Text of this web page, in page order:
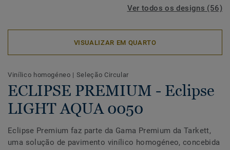
Ver todos os designs (56)
VISUALIZAR EM QUARTO
Vinílico homogéneo | Seleção Circular
ECLIPSE PREMIUM - Eclipse
LIGHT AQUA 0050
Eclipse Premium faz parte da Gama Premium da Tarkett,
uma solução de pavimento vinílico homogéneo, concebida